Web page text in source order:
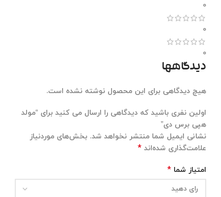
0
0
0
دیدگاهها
هیچ دیدگاهی برای این محصول نوشته نشده است.
اولین نفری باشید که دیدگاهی را ارسال می کنید برای “مولد
هپی برس دی”
نشانی ایمیل شما منتشر نخواهد شد. بخش‌های موردنیاز
علامت‌گذاری شده‌اند *
امتیاز شما *